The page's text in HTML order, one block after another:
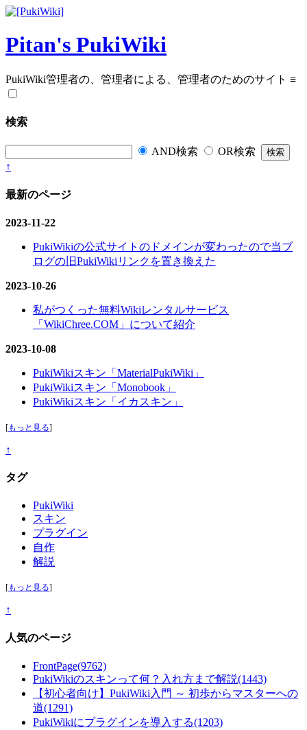
Pitan's PukiWiki
PukiWiki管理者の、管理者による、管理者のためのサイト ≡
検索
AND検索
OR検索
↑
最新のページ
2023-11-22
PukiWikiの公式サイトのドメインが変わったので当ブ
ログの旧PukiWikiリンクを置き換えた
2023-10-26
私がつくった無料Wikiレンタルサービス
「WikiChree.COM」について紹介
2023-10-08
PukiWikiスキン「MaterialPukiWiki」
PukiWikiスキン「Monobook」
PukiWikiスキン「イカスキン」
[もっと見る]
↑
タグ
PukiWiki
スキン
プラグイン
自作
解説
[もっと見る]
↑
人気のページ
FrontPage(9762)
PukiWikiのスキンって何？入れ方まで解説(1443)
【初心者向け】PukiWiki入門 ～ 初歩からマスターへの
道(1291)
PukiWikiにプラグインを導入する(1203)